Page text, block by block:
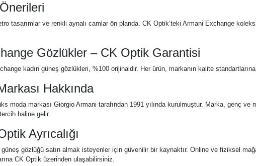
tasarımlar ve renkli aynalı camlar ön planda. CK Optik’teki Armani Exchange
Gözlükler – CK Optik Garantisi
kadın güneş gözlükleri, %100 orijinaldir. Her ürün, markanın kalite
Hakkında
moda markası Giorgio Armani tarafından 1991 yılında kurulmuştur. Marka, genç
haline gelir.
Ayrıcalığı
gözlüğü satın almak isteyenler için güvenilir bir kaynaktır. Online ve fiziksel
CK Optik üzerinden ulaşabilirsiniz.